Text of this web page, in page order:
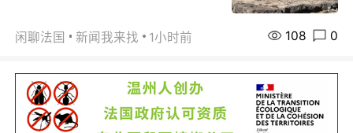
闲聊法国 新闻我来找 1小时前 108 0